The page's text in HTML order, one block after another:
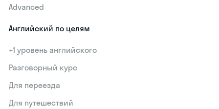
Advanced
Английский по целям
+1 уровень английского
Разговорный курс
Для переезда
Для путешествий